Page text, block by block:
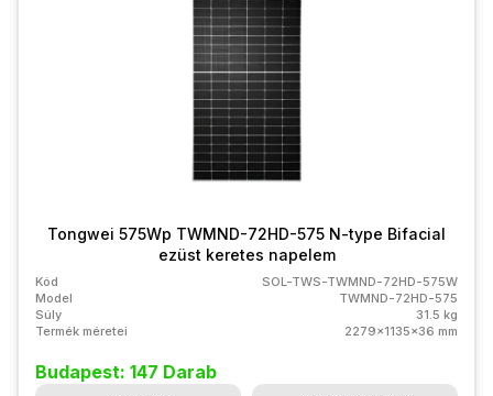
Tongwei 575Wp TWMND-72HD-575 N-type Bifacial
ezüst keretes napelem
Kód
SOL-TWS-TWMND-72HD-575W
Model
TWMND-72HD-575
Súly
31.5 kg
Termék méretei
2279x1135x36 mm
Budapest: 147 Darab